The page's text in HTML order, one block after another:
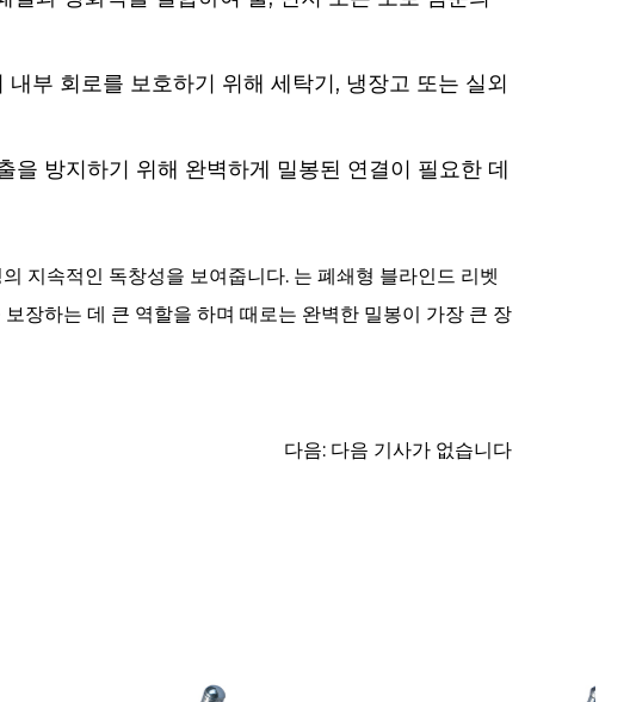
내부 회로를 보호하기 위해 세탁기, 냉장고 또는 실외
을 방지하기 위해 완벽하게 밀봉된 연결이 필요한 데
지속적인 독창성을 보여줍니다. 는폐쇄형 블라인드 리벳
장하는 데 큰 역할을 하며 때로는 완벽한 밀봉이 가장 큰 장
다음: 다음 기사가 없습니다